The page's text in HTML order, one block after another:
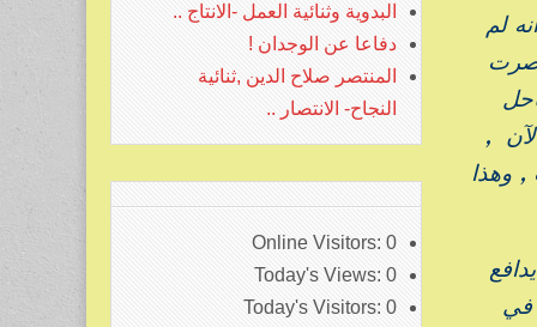
لم
,
وهذا
في
البدوية وثنائية العمل -الانتاج ..
دفاعا عن الوجدان !
المنتصر صلاح الدين ,ثنائية
النجاح- الانتصار ..
Online Visitors: 0
Today's Views: 0
Today's Visitors: 0